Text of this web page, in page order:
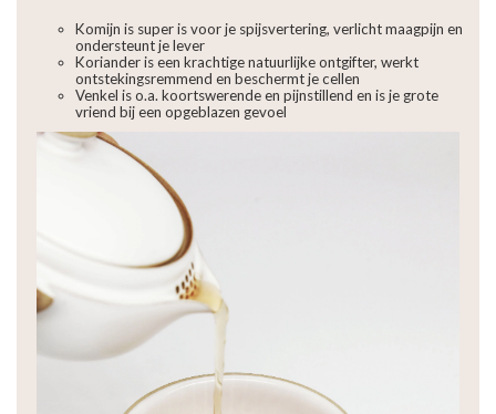
Komijn is super is voor je spijsvertering, verlicht maagpijn en
ondersteunt je lever
Koriander is een krachtige natuurlijke ontgifter, werkt
ontstekingsremmend en beschermt je cellen
Venkel is o.a. koortswerende en pijnstillend en is je grote
vriend bij een opgeblazen gevoel